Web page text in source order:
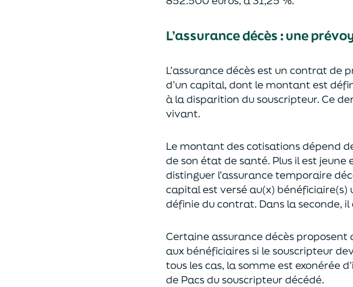
L’assurance décès :une
L’assurance décès est un contrat de
d’un capital, dont le montant est
à la disparition du souscripteur. Ce
vivant.
Le montant des cotisations dépend
de son état de santé. Plus il est jeune
distinguer l’assurance temporaire
capital estversé au(x) bénéficiaire(s)
définie du contrat. Dans la seconde, il
Certaine assurance décès proposent
aux bénéficiaires si le souscripteur
tous les cas, la somme est exonérée
de Pacsdu souscripteur décédé.